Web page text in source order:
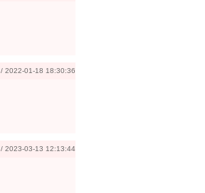
/ 2022-01-18 18:30:36
/ 2023-03-13 12:13:44